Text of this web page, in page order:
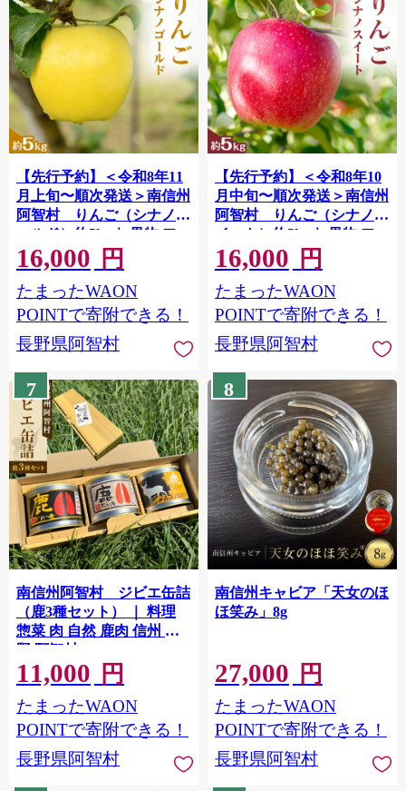
【先行予約】＜令和8年11
月上旬〜順次発送＞南信州
阿智村 りんご（シナノゴ
ールド）約5kg｜ 果物 フ
ルーツ 林檎 リンゴ 信州 長
野
16,000 円
たまったWAON
POINTで寄附できる！
長野県阿智村
【先行予約】＜令和8年10
月中旬〜順次発送＞南信州
阿智村 りんご（シナノス
イート）約5kg｜ 果物 フ
ルーツ 林檎 リンゴ 信州 長
野
16,000 円
たまったWAON
POINTで寄附できる！
長野県阿智村
7
南信州阿智村 ジビエ缶詰
（鹿3種セット） ｜ 料理
惣菜 肉 自然 鹿肉 信州 長
野 阿智村
11,000 円
たまったWAON
POINTで寄附できる！
長野県阿智村
8
南信州キャビア「天女のほ
ほ笑み」8g
27,000 円
たまったWAON
POINTで寄附できる！
長野県阿智村